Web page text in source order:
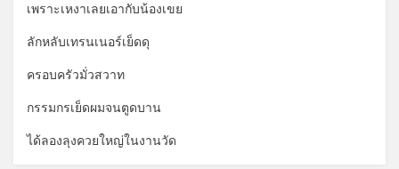
เพราะเหงาเลยเอากับน้องเขย
ลักหลับเทรนเนอร์เย็ดดุ
ครอบครัวมั่วสวาท
กรรมกรเย็ดผมจนตูดบาน
ได้ลองลุงควยใหญ่ในงานวัด